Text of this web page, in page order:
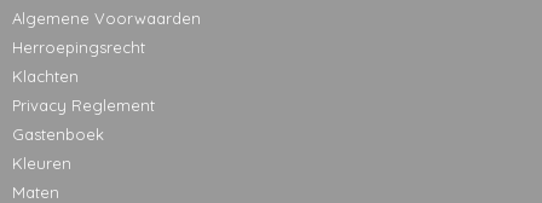
Algemene Voorwaarden
Herroepingsrecht
Klachten
Privacy Reglement
Gastenboek
Kleuren
Maten